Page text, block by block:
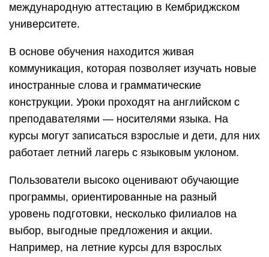
международную аттестацию в Кембриджском
университете.
В основе обучения находится живая
коммуникация, которая позволяет изучать новые
иностранные слова и грамматические
конструкции. Уроки проходят на английском с
преподавателями — носителями языка. На
курсы могут записаться взрослые и дети, для них
работает летний лагерь с языковым уклоном.
Пользователи высоко оценивают обучающие
программы, ориентированные на разный
уровень подготовки, несколько филиалов на
выбор, выгодные предложения и акции.
Например, на летние курсы для взрослых